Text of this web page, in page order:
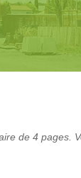
de 4 pages.